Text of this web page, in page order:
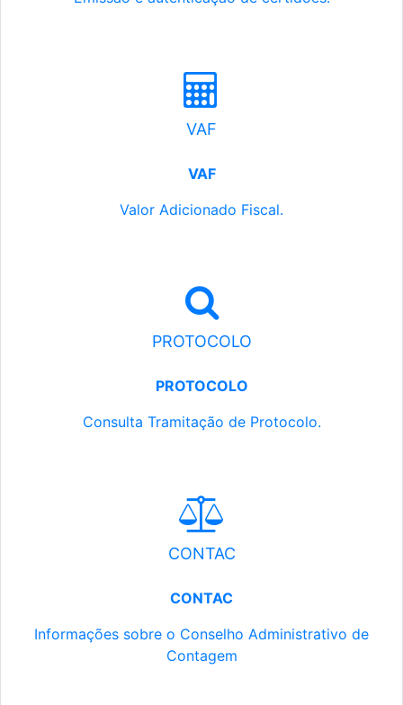
VAF
VAF
Valor Adicionado Fiscal.
PROTOCOLO
PROTOCOLO
Consulta Tramitação de Protocolo.
CONTAC
CONTAC
Informações sobre o Conselho Administrativo de
Contagem